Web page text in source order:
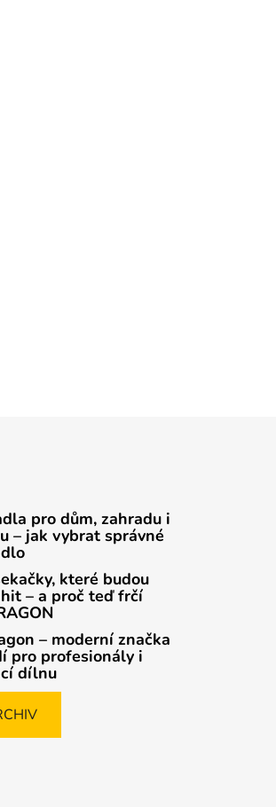
pro dům, zahradu i
– jak vybrat správné
které budou
– a proč teď frčí
– moderní značka
pro profesionály i
dílnu